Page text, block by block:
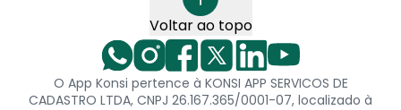
Voltar ao topo
O App Konsi pertence à KONSI APP SERVICOS DE
CADASTRO LTDA, CNPJ 26.167.365/0001-07, localizado à